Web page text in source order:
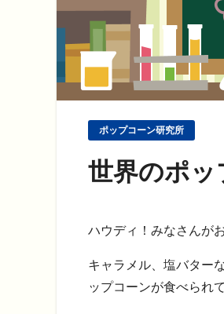
ポップコーン研究所
世界のポッ
ハウディ！ みなさんが
キャラメル、塩バター
ップコーンが食べられ